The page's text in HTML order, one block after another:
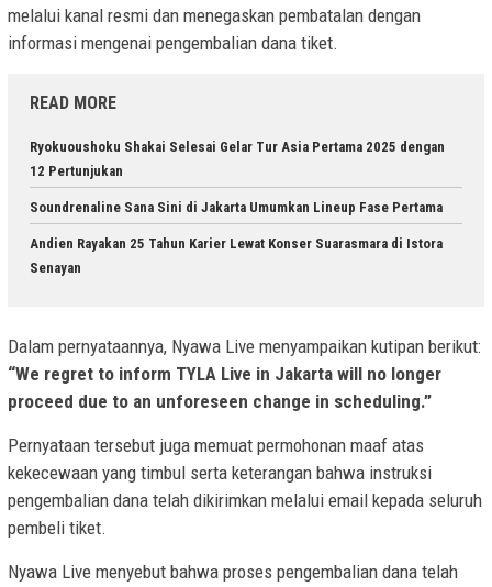
melalui kanal resmi dan menegaskan pembatalan dengan
informasi mengenai pengembalian dana tiket.
READ MORE
Ryokuoushoku Shakai Selesai Gelar Tur Asia Pertama 2025 dengan
12 Pertunjukan
Soundrenaline Sana Sini di Jakarta Umumkan Lineup Fase Pertama
Andien Rayakan 25 Tahun Karier Lewat Konser Suarasmara di Istora
Senayan
Dalam pernyataannya, Nyawa Live menyampaikan kutipan berikut:
“We regret to inform TYLA Live in Jakarta will no longer
proceed due to an unforeseen change in scheduling.”
Pernyataan tersebut juga memuat permohonan maaf atas
kekecewaan yang timbul serta keterangan bahwa instruksi
pengembalian dana telah dikirimkan melalui email kepada seluruh
pembeli tiket.
Nyawa Live menyebut bahwa proses pengembalian dana telah